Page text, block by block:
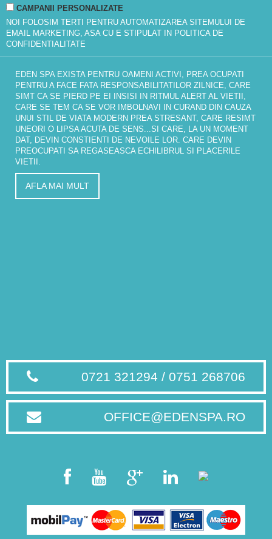
CAMPANII PERSONALIZATE
NOI FOLOSIM TERTI PENTRU AUTOMATIZAREA SITEMULUI DE
EMAIL MARKETING, ASA CU E STIPULAT IN POLITICA DE
CONFIDENTIALITATE
EDEN SPA EXISTA PENTRU OAMENI ACTIVI, PREA OCUPATI
PENTRU A FACE FATA RESPONSABILITATILOR ZILNICE, CARE
SIMT CA SE PIERD PE EI INSISI IN RITMUL ALERT AL VIETII,
CARE SE TEM CA SE VOR IMBOLNAVI IN CURAND DIN CAUZA
UNUI STIL DE VIATA MODERN PREA STRESANT, CARE RESIMT
UNEORI O LIPSA ACUTA DE SENS...SI CARE, LA UN MOMENT
DAT, DEVIN CONSTIENTI DE NEVOILE LOR. CARE DEVIN
PREOCUPATI SA REGASEASCA ECHILIBRUL SI PLACERILE
VIETII.
AFLA MAI MULT
0721 321294 / 0751 268706
OFFICE@EDENSPA.RO